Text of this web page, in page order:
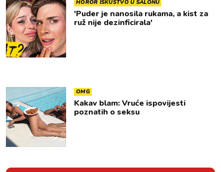
HOROR ISKUSTVO U SALONU
'Puder je nanosila rukama, a kist za
ruž nije dezinficirala'
OMG
Kakav blam: Vruće ispovijesti
poznatih o seksu